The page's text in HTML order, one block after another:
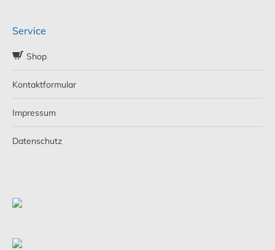
Service
Shop
Kontaktformular
Impressum
Datenschutz